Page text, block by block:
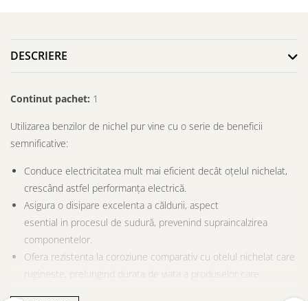
DESCRIERE
Continut pachet: 1
Utilizarea benzilor de nichel pur vine cu o serie de beneficii
semnificative:
Conduce electricitatea mult mai eficient decât oțelul nichelat,
crescând astfel performanța electrică.
Asigura o disipare excelenta a căldurii, aspect
esential in procesul de sudură, prevenind supraincalzirea
componentelor.
Ofera rezistenta la coroziune comparativ cu otelul nichelat care
rugineste, prelungind durata de viata a produselor care